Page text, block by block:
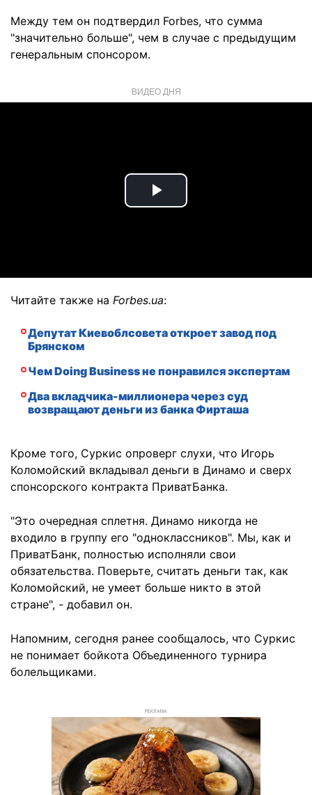
Между тем он подтвердил Forbes, что сумма
"значительно больше", чем в случае с предыдущим
генеральным спонсором.
ВИДЕО ДНЯ
Play
Читайте также на Forbes.ua:
Депутат Киевоблсовета откроет завод под
Брянском
Чем Doing Business не понравился экспертам
Два вкладчика-миллионера через суд
возвращают деньги из банка Фирташа
Кроме того, Суркис опроверг слухи, что Игорь
Коломойский вкладывал деньги в Динамо и сверх
спонсорского контракта ПриватБанка.
"Это очередная сплетня. Динамо никогда не
входило в группу его "одноклассников". Мы, как и
ПриватБанк, полностью исполняли свои
обязательства. Поверьте, считать деньги так, как
Коломойский, не умеет больше никто в этой
стране", - добавил он.
Напомним, сегодня ранее сообщалось, что Суркис
не понимает бойкота Объединенного турнира
болельщиками.
РЕКЛАМА